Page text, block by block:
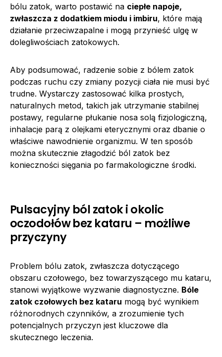
bólu zatok, warto postawić na ciepłe napoje,
zwłaszcza z dodatkiem miodu i imbiru, które mają
działanie przeciwzapalne i mogą przynieść ulgę w
dolegliwościach zatokowych.
Aby podsumować, radzenie sobie z bólem zatok
podczas ruchu czy zmiany pozycji ciała nie musi być
trudne. Wystarczy zastosować kilka prostych,
naturalnych metod, takich jak utrzymanie stabilnej
postawy, regularne płukanie nosa solą fizjologiczną,
inhalacje parą z olejkami eterycznymi oraz dbanie o
właściwe nawodnienie organizmu. W ten sposób
można skutecznie złagodzić ból zatok bez
konieczności sięgania po farmakologiczne środki.
Pulsacyjny ból zatok i okolic
oczodołów bez kataru – możliwe
przyczyny
Problem bólu zatok, zwłaszcza dotyczącego
obszaru czołowego, bez towarzyszącego mu kataru,
stanowi wyjątkowe wyzwanie diagnostyczne. Bóle
zatok czołowych bez kataru mogą być wynikiem
różnorodnych czynników, a zrozumienie tych
potencjalnych przyczyn jest kluczowe dla
skutecznego leczenia.